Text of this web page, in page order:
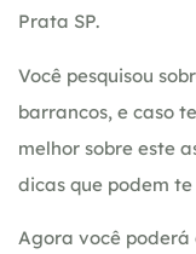
Prata SP.
Você pesquisou
barrancos, e caso
melhor sobre este
dicas que podem
Agora você